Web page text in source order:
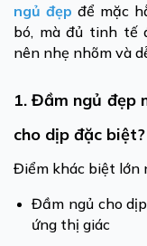
ngủ đẹp để mặc
bó, mà đủ tinh tế
nên nhẹ nhõm và
1. Đầm ngủ đẹp
cho dịp đặc biệt?
Điểm khác biệt lớn
Đầm ngủ cho
ứng thị giác